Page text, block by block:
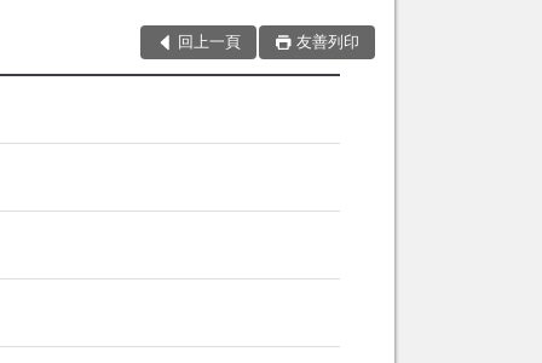
回上一頁 友善列印